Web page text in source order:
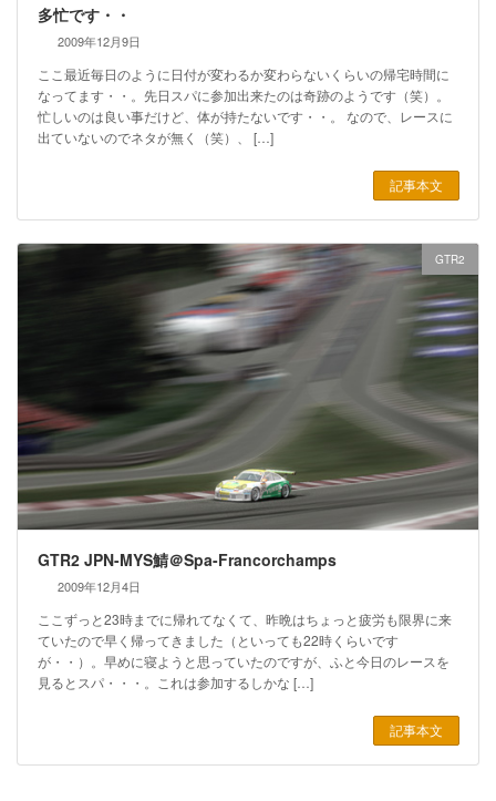
多忙です・・
2009年12月9日
ここ最近毎日のように日付が変わるか変わらないくらいの帰宅時間に
なってます・・。先日スパに参加出来たのは奇跡のようです（笑）。
忙しいのは良い事だけど、体が持たないです・・。 なので、レースに
出ていないのでネタが無く（笑）、 […]
記事本文
GTR2
GTR2 JPN-MYS鯖＠Spa-Francorchamps
2009年12月4日
ここずっと23時までに帰れてなくて、昨晩はちょっと疲労も限界に来
ていたので早く帰ってきました（といっても22時くらいです
が・・）。早めに寝ようと思っていたのですが、ふと今日のレースを
見るとスパ・・・。これは参加するしかな […]
記事本文